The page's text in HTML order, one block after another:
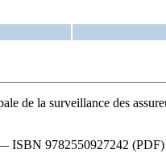
de la surveillance des
— ISBN 9782550927242 (PDF)